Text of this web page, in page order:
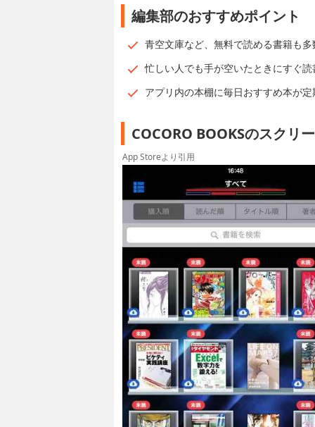
編集部のおすすめポイント
青空文庫など、無料で読める書籍も
忙しい人でも手が空いたときにすぐ
アプリ内の本棚に毎日おすすめ本が
COCORO BOOKSのスクリ
App Storeより引用